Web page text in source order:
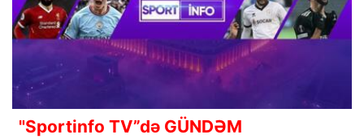
"Sportinfo TV”də GÜNDƏM